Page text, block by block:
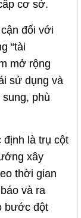
cơ sở.
đối với
“tài
mở rộng
sử dụng và
phù
là trụ cột
xây
thời gian
và ra
bước đột